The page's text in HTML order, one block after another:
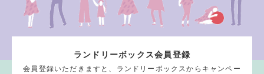
ランドリーボックス会員登録
会員登録いただきますと、ランドリーボックスからキャンペー